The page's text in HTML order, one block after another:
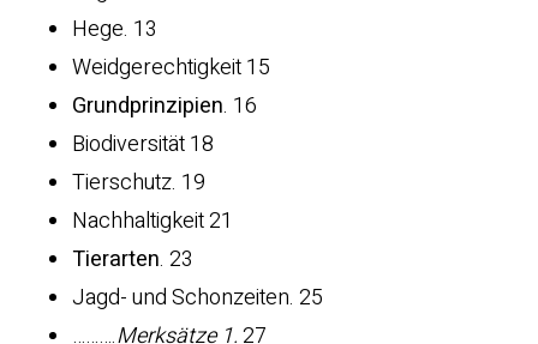
Hege. 13
Weidgerechtigkeit 15
Grundprinzipien. 16
Biodiversität 18
Tierschutz. 19
Nachhaltigkeit 21
Tierarten. 23
Jagd- und Schonzeiten. 25
……….Merksätze 1.27